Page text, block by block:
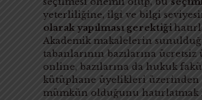
yeterliliğine, ilgi ve bilgi
olarak yapılması gerektiği
Akademik makalelerin
tabanlarının bazılarına ücretsiz
online, bazılarına da hukuk
kütüphane üyelikleri üzerinden
mümkün olduğunu hatırlatmak